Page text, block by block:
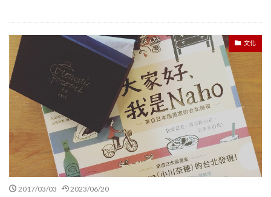
文化
2017/03/03 2023/06/20